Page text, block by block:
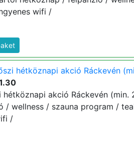
wifi /
hétköznapi akció Ráckevén
hétköznapi akció Ráckevén
wellness / szauna program /
/